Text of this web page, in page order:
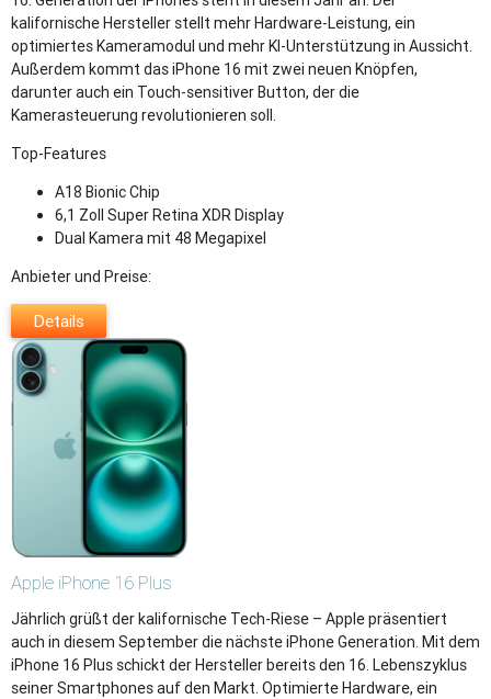
kalifornische Hersteller stellt mehr Hardware-Leistung, ein
optimiertes Kameramodul und mehr KI-Unterstützung in Aussicht.
Außerdem kommt das iPhone 16 mit zwei neuen Knöpfen,
darunter auch ein Touch-sensitiver Button, der die
Kamerasteuerung revolutionieren soll.
Top-Features
A18 Bionic Chip
6,1 Zoll Super Retina XDR Display
Dual Kamera mit 48 Megapixel
Anbieter und Preise:
Details
Apple iPhone 16 Plus
Jährlich grüßt der kalifornische Tech-Riese – Apple präsentiert
auch in diesem September die nächste iPhone Generation. Mit dem
iPhone 16 Plus schickt der Hersteller bereits den 16. Lebenszyklus
seiner Smartphones auf den Markt. Optimierte Hardware, ein